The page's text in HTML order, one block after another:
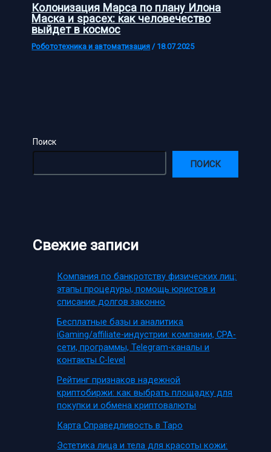
Колонизация Марса по плану Илона
Маска и spacex: как человечество
выйдет в космос
Робототехника и автоматизация / 18.07.2025
Поиск
ПОИСК
Свежие записи
Компания по банкротству физических лиц:
этапы процедуры, помощь юристов и
списание долгов законно
Бесплатные базы и аналитика
iGaming/affiliate-индустрии: компании, CPA-
сети, программы, Telegram-каналы и
контакты C-level
Рейтинг признаков надежной
криптобиржи: как выбрать площадку для
покупки и обмена криптовалюты
Карта Справедливость в Таро
Эстетика лица и тела для красоты кожи: